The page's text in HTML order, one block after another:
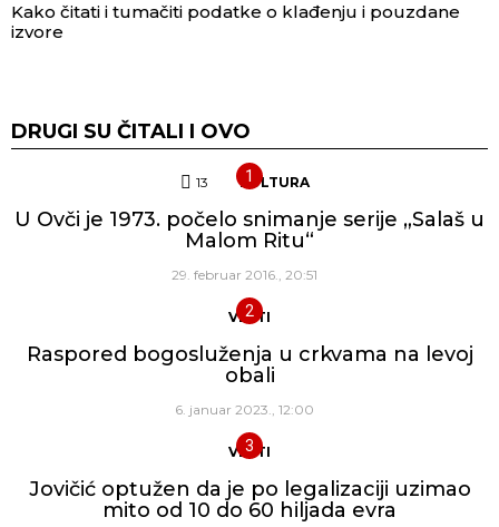
Kako čitati i tumačiti podatke o klađenju i pouzdane
izvore
DRUGI SU ČITALI I OVO
13 Komentara
KULTURA
U Ovči je 1973. počelo snimanje serije „Salaš u
Malom Ritu“
29. februar 2016., 20:51
VESTI
Raspored bogosluženja u crkvama na levoj
obali
6. januar 2023., 12:00
VESTI
Jovičić optužen da je po legalizaciji uzimao
mito od 10 do 60 hiljada evra